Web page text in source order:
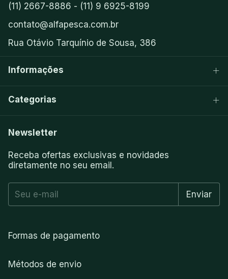
(11) 2667-8886 - (11) 9 6925-8199
contato@alfapesca.com.br
Rua Otávio Tarquínio de Sousa, 386
Informações
Categorias
Newsletter
Receba ofertas exclusivas e novidades
diretamente no seu email.
Formas de pagamento
Métodos de envio